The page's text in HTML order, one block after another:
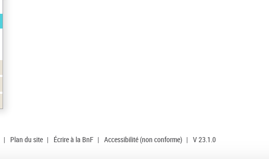
| Plan du site | Écrire à la BnF | Accessibilité (non conforme) | V 23.1.0